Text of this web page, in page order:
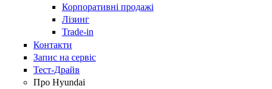
Корпоративні продажі
Лізинг
Trade-in
Контакти
Запис на сервіс
Тест-Драйв
Про Hyundai